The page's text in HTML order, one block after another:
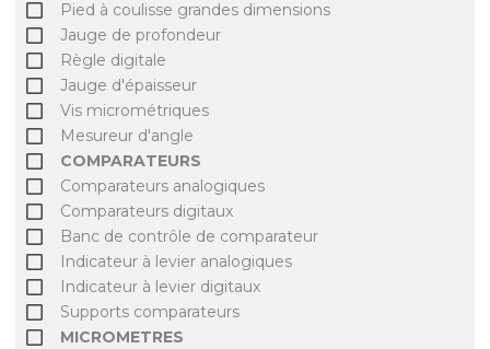
Pied à coulisse grandes dimensions
Jauge de profondeur
Règle digitale
Jauge d'épaisseur
Vis micrométriques
Mesureur d'angle
COMPARATEURS
Comparateurs analogiques
Comparateurs digitaux
Banc de contrôle de comparateur
Indicateur à levier analogiques
Indicateur à levier digitaux
Supports comparateurs
MICROMETRES